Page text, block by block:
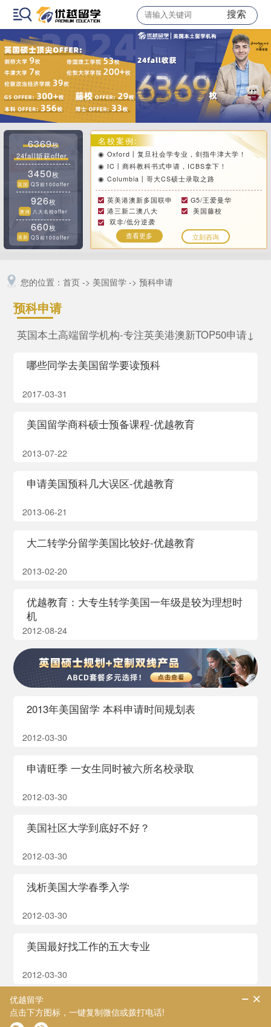
搜索
6369枚
24fall斩获offer
3450枚
英国 QS前100offer
926枚
澳洲 八大名校offer
660枚
港新 QS前100offer
名校案例:
◉ Oxford丨复旦社会学专业，剑指牛津大学！
◉ IC丨商科教科书式申请，ICBS拿下！
◉ Columbia丨哥大CS硕士录取之路
英美港澳新多国联申
G5/王爱曼华
港三新二澳八大
美国藤校
双非/低分逆袭
查看更多
立刻咨询
您的位置： 首页-> 美国留学-> 预科申请
预科申请
英国本土高端留学机构-专注英美港澳新TOP50申请↓
哪些同学去美国留学要读预科
2017-03-31
美国留学商科硕士预备课程-优越教育
2013-07-22
申请美国预科几大误区-优越教育
2013-06-21
大二转学分留学美国比较好-优越教育
2013-02-20
优越教育：大专生转学美国一年级是较为理想时
机
2012-08-24
2013年美国留学 本科申请时间规划表
2012-03-30
申请旺季 一女生同时被六所名校录取
2012-03-30
美国社区大学到底好不好？
2012-03-30
浅析美国大学春季入学
2012-03-30
美国最好找工作的五大专业
2012-03-30
留学新政：“两万年薪”不会引学生扎堆商科